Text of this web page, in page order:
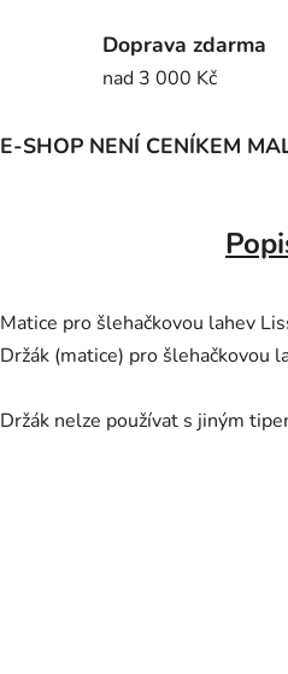
Doprava zdarma
nad 3 000 Kč
E-SHOP NENÍ CENÍKEM
Matice pro šlehačkovou lahev
Držák (matice) pro šlehačkovou
Držák nelze používat s jiným